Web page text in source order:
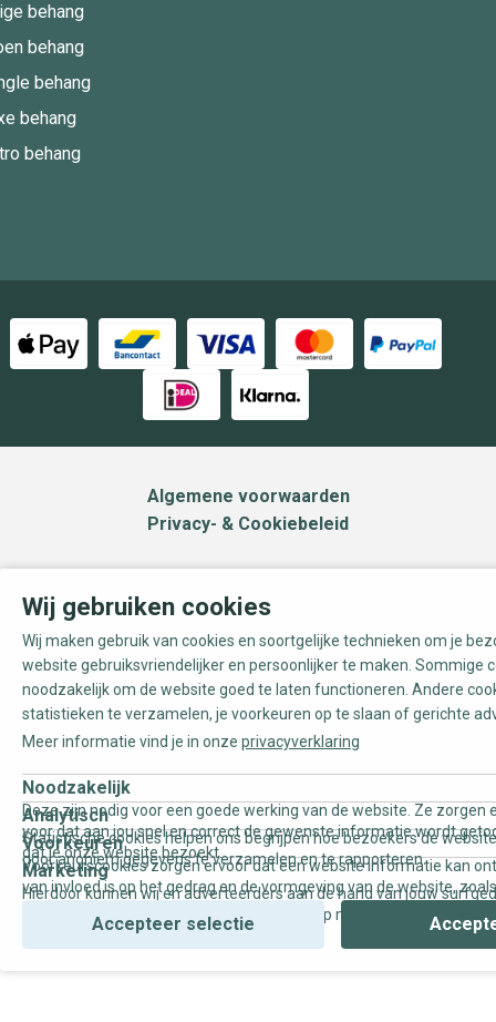
behang
behang
behang
behang
behang
Algemene voorwaarden
Privacy- & Cookiebeleid
Wij gebruiken cookies
Wij maken gebruik van cookies en soortgelijke technieken om je
website gebruiksvriendelijker en persoonlijker te maken. Sommige
noodzakelijk om de website goed te laten functioneren. Andere
statistieken te verzamelen, je voorkeuren op te slaan of gerichte
Meer informatie vind je in onze privacyverklaring
Noodzakelijk
Deze zijn nodig voor een goede werking van de website. Ze zorgen
voor dat aan jou snel en correct de gewenste informatie wordt
dat je onze website bezoekt.
Analytisch
Statistische cookies helpen ons begrijpen hoe bezoekers de
door anoniem gegevens te verzamelen en te rapporteren.
Voorkeuren
Voorkeurscookies zorgen ervoor dat een website informatie kan
van invloed is op het gedrag en de vormgeving van de website,
Marketing
Hierdoor kunnen wij en adverteerders aan de hand van jouw
gepersonaliseerde online advertenties en op maat gemaakte
Accepteer selectie